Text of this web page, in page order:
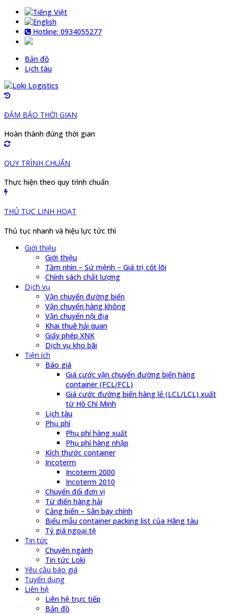
Hotline: 0934055277
Bản đồ
Lịch tàu
ĐẢM BẢO THỜI GIAN
Hoàn thành đúng thời gian
QUY TRÌNH CHUẨN
Thực hiện theo quy trình chuẩn
THỦ TỤC LINH HOẠT
Thủ tục nhanh và hiệu lực tức thì
Giới thiệu
Giới thiệu
Tầm nhìn – Sứ mệnh – Giá trị cốt lõi
Chính sách chất lượng
Dịch vụ
Vận chuyển đường biển
Vận chuyển hàng không
Vận chuyển nội địa
Khai thuê hải quan
Giấy phép XNK
Dịch vụ kho bãi
Tiện ích
Báo giá
Giá cước vận chuyển đường biển hàng
container (FCL/FCL)
Giá cước đường biển hàng lẻ (LCL/LCL) xuất
từ Hồ Chí Minh
Lịch tàu
Phụ phí
Phụ phí hàng xuất
Phụ phí hàng nhập
Kích thước container
Incoterm
Incoterm 2000
Incoterm 2010
Chuyển đổi đơn vị
Từ điển hàng hải
Cảng biển – Sân bay chính
Biểu mẫu container packing list của Hãng tàu
Tỷ giá ngoại tệ
Tin tức
Chuyên ngành
Tin tức Loki
Yêu cầu báo giá
Tuyển dụng
Liên hệ
Liên hệ trực tiếp
Bản đồ